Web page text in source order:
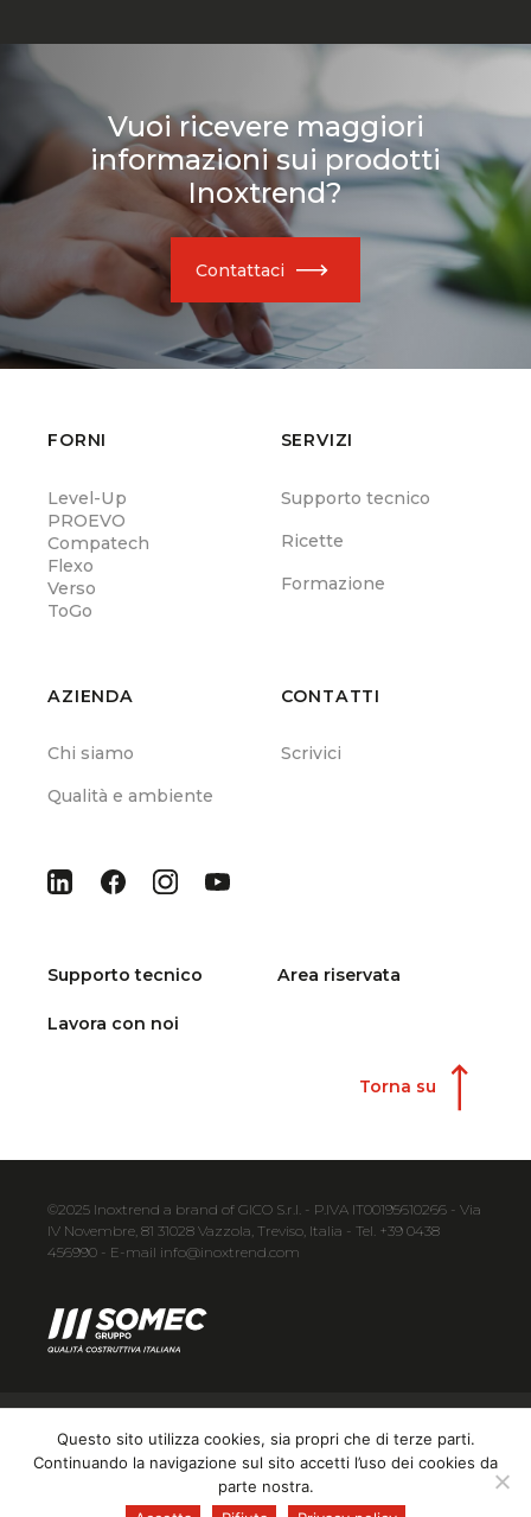
Vuoi ricevere maggiori
informazioni sui prodotti
Inoxtrend?
Contattaci
FORNI
Level-Up
PROEVO
Compatech
Flexo
Verso
ToGo
SERVIZI
Supporto tecnico
Ricette
Formazione
AZIENDA
Chi siamo
Qualità e ambiente
CONTATTI
Scrivici
Supporto tecnico Area riservata
Lavora con noi
Torna su
©2025 Inoxtrend a brand of GICO S.r.l. - P.IVA IT00195610266 - Via
IV Novembre, 81 31028 Vazzola, Treviso, Italia - Tel. +39 0438
456990 - E-mail info@inoxtrend.com
PRIVACY POLICY
COOKIE POLICY
GENERAL CONDITIONS
CREDITS
Questo sito utilizza cookies, sia propri che di terze parti.
Continuando la navigazione sul sito accetti l’uso dei cookies da
parte nostra.